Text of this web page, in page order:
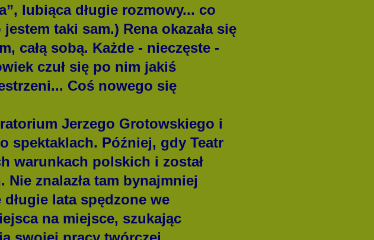
lubiąca długie rozmowy... co
taki sam.) Rena okazała się
całą sobą. Każde - nieczęste -
czuł się po nim jakiś
Coś nowego się
Jerzego Grotowskiego i
spektaklach. Później, gdy Teatr
warunkach polskich i został
Nie znalazła tam bynajmniej
lata spędzone we
na miejsce, szukając